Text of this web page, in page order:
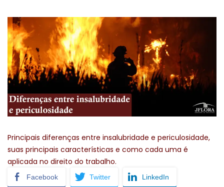
Principais diferenças entre insalubridade e periculosidade,
suas principais características e como cada uma é
aplicada no direito do trabalho.
Facebook Twitter LinkedIn